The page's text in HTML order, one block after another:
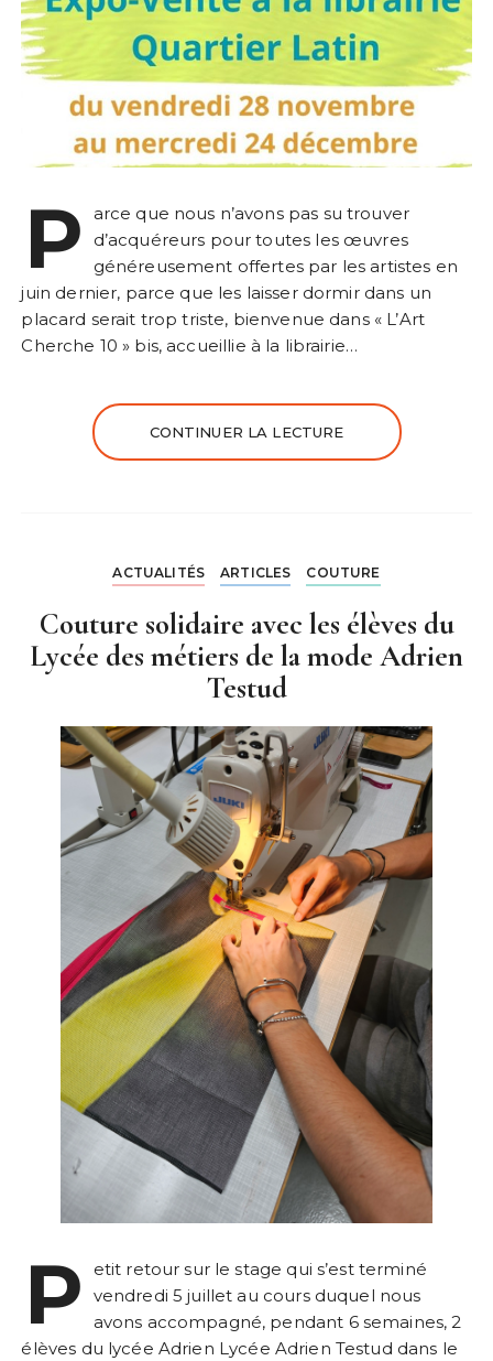
P
arce que nous n’avons pas su trouver
d’acquéreurs pour toutes les œuvres
généreusement offertes par les artistes en
juin dernier, parce que les laisser dormir dans un
placard serait trop triste, bienvenue dans « L’Art
Cherche 10 » bis, accueillie à la librairie…
CONTINUER LA LECTURE
ACTUALITÉS ARTICLES COUTURE
Couture solidaire avec les élèves du
Lycée des métiers de la mode Adrien
Testud
P
etit retour sur le stage qui s’est terminé
vendredi 5 juillet au cours duquel nous
avons accompagné, pendant 6 semaines, 2
élèves du lycée Adrien Lycée Adrien Testud dans le